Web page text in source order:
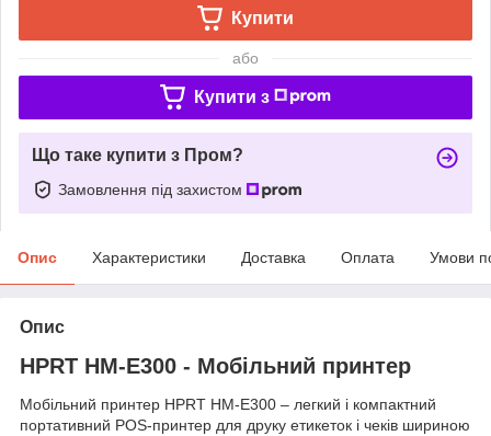
Купити
або
Купити з
Що таке купити з Пром?
Замовлення під захистом
Опис Характеристики Доставка Оплата Умови
Опис
HPRT HM-E300 - Мобільний принтер
Мобільний принтер HPRT HM-E300 – легкий і компактний
портативний POS-принтер для друку етикеток і чеків шириною